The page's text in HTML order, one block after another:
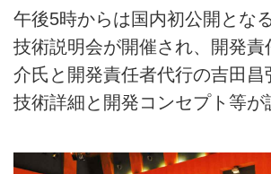
午後5時からは国内初公開とな
技術説明会が開催され、開発責
介氏と開発責任者代行の吉田昌
技術詳細と開発コンセプト等が